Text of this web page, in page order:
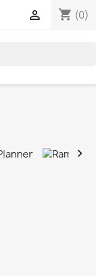
shopping_cart (0)

